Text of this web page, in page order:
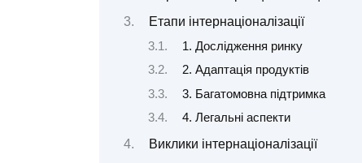
Етапи інтернаціоналізації
1. Дослідження ринку
2. Адаптація продуктів
3. Багатомовна підтримка
4. Легальні аспекти
Виклики інтернаціоналізації